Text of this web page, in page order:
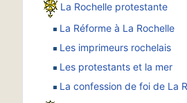
La Rochelle protestante
La Réforme à La Rochelle
Les imprimeurs rochelais
Les protestants et la mer
La confession de foi de La